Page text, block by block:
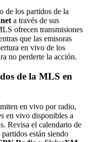
de los partidos de la
a través de sus
ofrecen transmisiones
que las emisoras
en vivo de los
no perderte la acción.
de la MLS en
en vivo por radio,
en vivo disponibles a
Revisa el calendario de
están siendo